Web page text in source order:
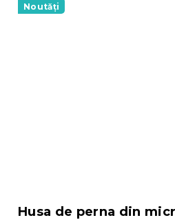
Noutăți
Husa de perna din